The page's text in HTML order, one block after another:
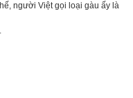
người Việt gọi loại gàu ấy là